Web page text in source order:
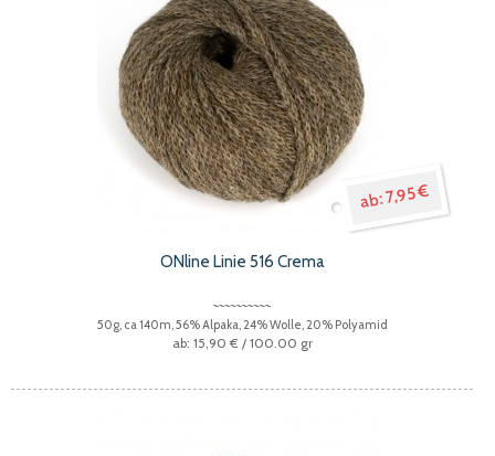
7,95 €
ONline Linie 516 Crema
50g, ca 140m, 56% Alpaka, 24% Wolle, 20% Polyamid
15,90 € / 100.00 gr